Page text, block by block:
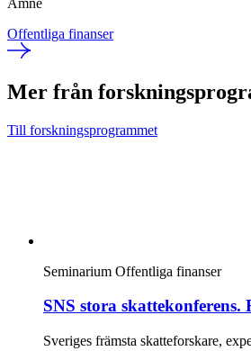
Offentliga finanser
Mer från
Till forskningsprogrammet
Seminarium Offentliga finanser
SNS stora
Sveriges främsta skatteforskare,